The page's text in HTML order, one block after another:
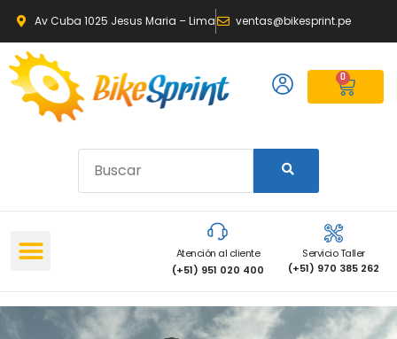
Av Cuba 1025 Jesus Maria – Lima ventas@bikesprint.pe
0
Atención al cliente
(+51) 951 020 400
Servicio Taller
(+51) 970 385 262